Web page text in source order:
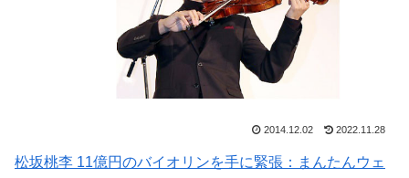
2014.12.02 2022.11.28
松坂桃李 11億円のバイオリンを手に緊張：まんたんウェ